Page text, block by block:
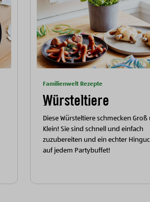
Familienwelt Rezepte
Würsteltiere
Diese Würsteltiere schmecken Groß
Klein! Sie sind schnell und einfach
zuzubereiten und ein echter
auf jedem Partybuffet!